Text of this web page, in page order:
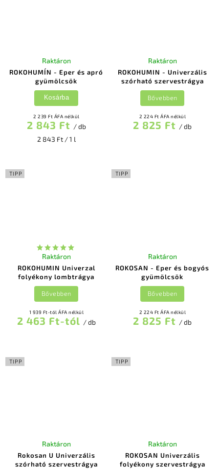
ROKOHUMÍN - Eper és apró
gyümölcsök
Raktáron
2 239 Ft ÁFA nélkül
2 843 Ft / db
2 843 Ft / 1 l
Kosárba
ROKOHUMIN - Univerzális
szórható szervestrágya
Raktáron
2 224 Ft ÁFA nélkül
2 825 Ft / db
Bővebben
TIPP
ROKOHUMIN Univerzal
folyékony lombtrágya
Raktáron
1 939 Ft-tól ÁFA nélkül
2 463 Ft-tól / db
Bővebben
TIPP
ROKOSAN - Eper és bogyós
gyümölcsök
Raktáron
2 224 Ft ÁFA nélkül
2 825 Ft / db
Bővebben
TIPP
Rokosan U Univerzális
szórható szervestrágya
Raktáron
TIPP
ROKOSAN Univerzális
folyékony szervestrágya
Raktáron